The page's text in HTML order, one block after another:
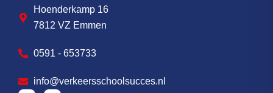
Hoenderkamp 16
7812 VZ Emmen
0591 - 653733
info@verkeersschoolsucces.nl